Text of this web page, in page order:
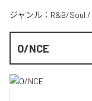
ジャンル： R&B/Soul /
O/NCE